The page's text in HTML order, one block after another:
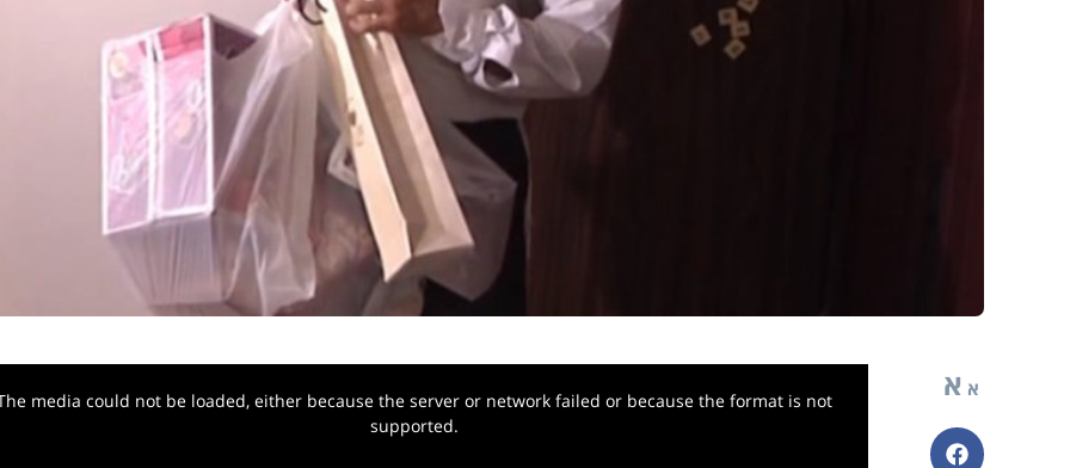
א א
פייסבוק
media could not be loaded, either because the server or network failed or because the format is not
supported.